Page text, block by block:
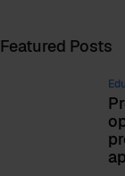
Featured Posts